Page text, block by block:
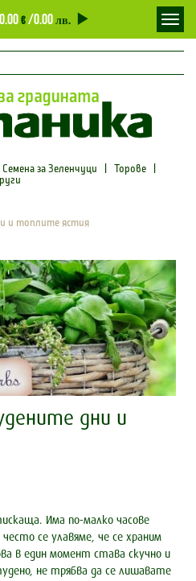
0.00€/0.00лв.
Семена за Зеленчуци Торове
и топлите ястия
дни и
Има по-малко часове
се улавяме, че се храним
в един момент става скучно и
не трябва да се лишавате